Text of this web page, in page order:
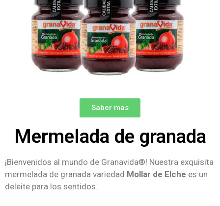
Saber mas
Mermelada de granada
¡Bienvenidos al mundo de Granavida®! Nuestra exquisita
mermelada de granada variedad Mollar de Elche es un
deleite para los sentidos.